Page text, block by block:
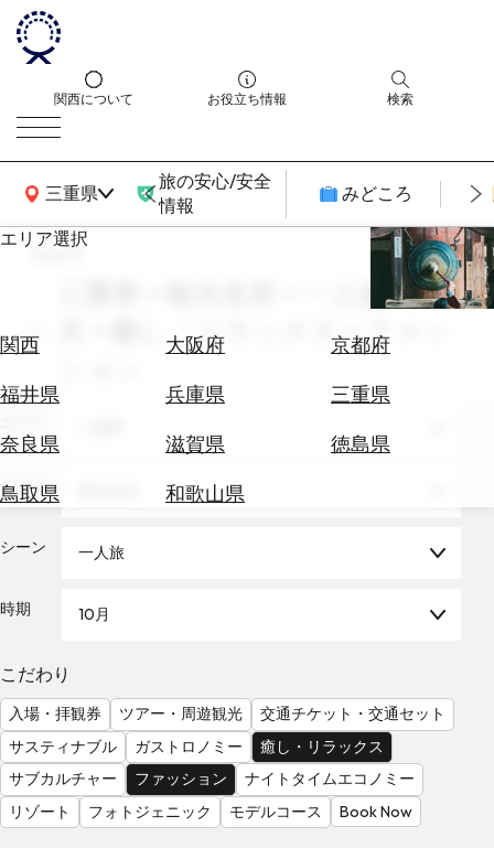
関西について お役立ち情報 検索
三重県
関西広域MAP
旅の安心/安全
情報
みどころ
エリア選択
関西 大阪府
京都府
福井県
兵庫県
三重県
奈良県
滋賀県
徳島県
鳥取県
和歌山県
エ
券
テ
を
を
見
る
search
三重県 × 観光名所 × 一人旅 × 10
月 × 癒し・リラックス × ファッ
テーマ
シーン 一人旅
時期 10月
こだわり
入場・拝観券 ツアー・周遊観光
交通チケット・交通セット
サスティナブル
ガストロノミー
癒し・リラックス
サブカルチャー
ファッション
ナイトタイムエコノミー
リゾート
フォトジェニック モデルコース Book Now